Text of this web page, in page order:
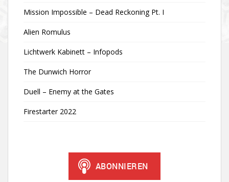
Mission Impossible – Dead Reckoning Pt. I
Alien Romulus
Lichtwerk Kabinett – Infopods
The Dunwich Horror
Duell – Enemy at the Gates
Firestarter 2022